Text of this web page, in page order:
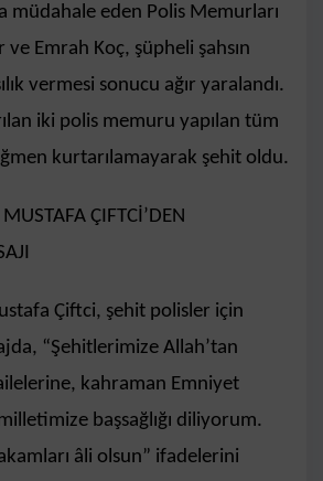
müdahale eden Polis Memurları
Emrah Koç, şüpheli şahsın
vermesi sonucu ağır yaralandı.
iki polis memuru yapılan tüm
kurtarılamayarak şehit oldu.
ÇIFTCİ’DEN
Çiftci, şehit polisler için
“Şehitlerimize Allah’tan
kahraman Emniyet
başsağlığı diliyorum.
âli olsun” ifadelerini